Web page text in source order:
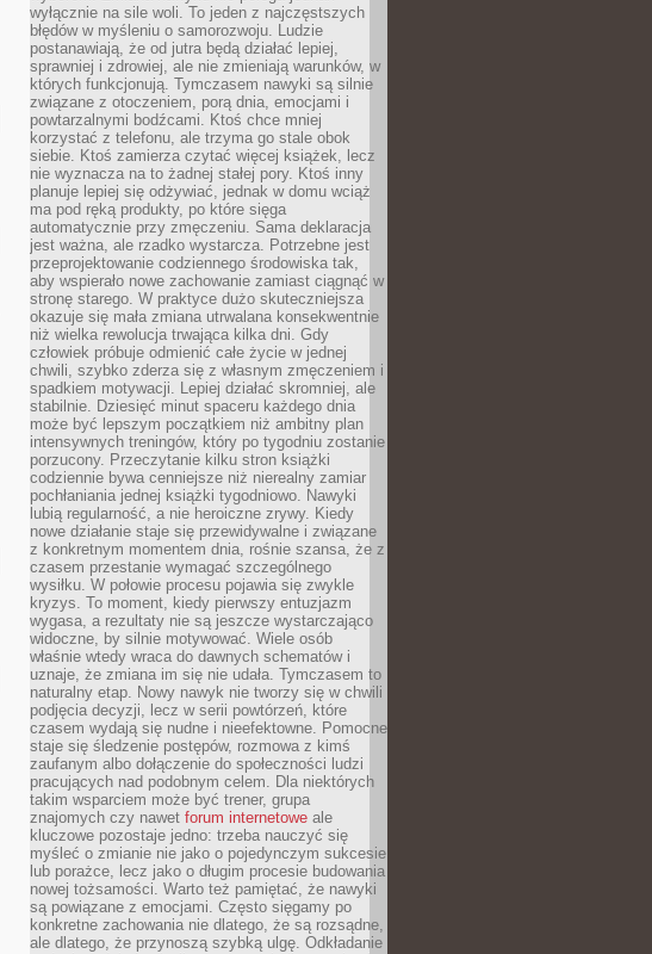
wyłącznie na sile woli. To jeden z najczęstszych
błędów w myśleniu o samorozwoju. Ludzie
postanawiają, że od jutra będą działać lepiej,
sprawniej i zdrowiej, ale nie zmieniają warunków, w
których funkcjonują. Tymczasem nawyki są silnie
związane z otoczeniem, porą dnia, emocjami i
powtarzalnymi bodźcami. Ktoś chce mniej
korzystać z telefonu, ale trzyma go stale obok
siebie. Ktoś zamierza czytać więcej książek, lecz
nie wyznacza na to żadnej stałej pory. Ktoś inny
planuje lepiej się odżywiać, jednak w domu wciąż
ma pod ręką produkty, po które sięga
automatycznie przy zmęczeniu. Sama deklaracja
jest ważna, ale rzadko wystarcza. Potrzebne jest
przeprojektowanie codziennego środowiska tak,
aby wspierało nowe zachowanie zamiast ciągnąć w
stronę starego. W praktyce dużo skuteczniejsza
okazuje się mała zmiana utrwalana konsekwentnie
niż wielka rewolucja trwająca kilka dni. Gdy
człowiek próbuje odmienić całe życie w jednej
chwili, szybko zderza się z własnym zmęczeniem i
spadkiem motywacji. Lepiej działać skromniej, ale
stabilnie. Dziesięć minut spaceru każdego dnia
może być lepszym początkiem niż ambitny plan
intensywnych treningów, który po tygodniu zostanie
porzucony. Przeczytanie kilku stron książki
codziennie bywa cenniejsze niż nierealny zamiar
pochłaniania jednej książki tygodniowo. Nawyki
lubią regularność, a nie heroiczne zrywy. Kiedy
nowe działanie staje się przewidywalne i związane
z konkretnym momentem dnia, rośnie szansa, że z
czasem przestanie wymagać szczególnego
wysiłku. W połowie procesu pojawia się zwykle
kryzys. To moment, kiedy pierwszy entuzjazm
wygasa, a rezultaty nie są jeszcze wystarczająco
widoczne, by silnie motywować. Wiele osób
właśnie wtedy wraca do dawnych schematów i
uznaje, że zmiana im się nie udała. Tymczasem to
naturalny etap. Nowy nawyk nie tworzy się w chwili
podjęcia decyzji, lecz w serii powtórzeń, które
czasem wydają się nudne i nieefektowne. Pomocne
staje się śledzenie postępów, rozmowa z kimś
zaufanym albo dołączenie do społeczności ludzi
pracujących nad podobnym celem. Dla niektórych
takim wsparciem może być trener, grupa
znajomych czy nawet forum internetowe ale
kluczowe pozostaje jedno: trzeba nauczyć się
myśleć o zmianie nie jako o pojedynczym sukcesie
lub porażce, lecz jako o długim procesie budowania
nowej tożsamości. Warto też pamiętać, że nawyki
są powiązane z emocjami. Często sięgamy po
konkretne zachowania nie dlatego, że są rozsądne,
ale dlatego, że przynoszą szybką ulgę. Odkładanie